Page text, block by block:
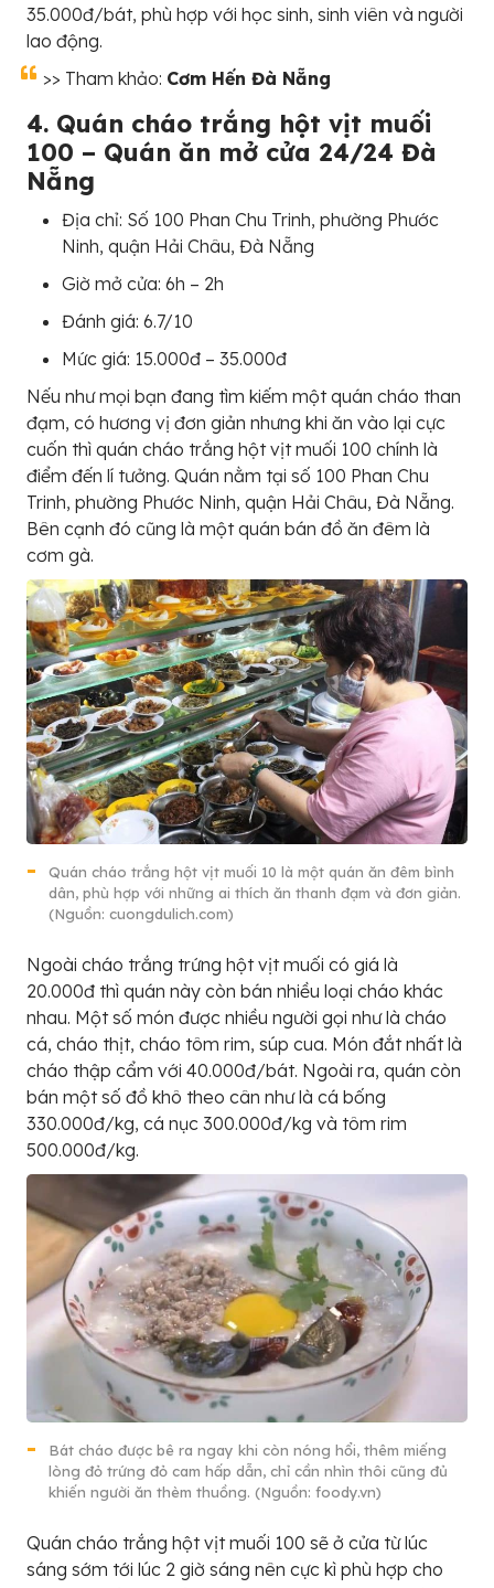
35.000đ/bát, phù hợp với học sinh, sinh viên và người
lao động.
>> Tham khảo: Cơm Hến Đà Nẵng
4. Quán cháo trắng hột vịt muối
100 – Quán ăn mở cửa 24/24 Đà
Nẵng
Địa chỉ: Số 100 Phan Chu Trinh, phường Phước
Ninh, quận Hải Châu, Đà Nẵng
Giờ mở cửa: 6h – 2h
Đánh giá: 6.7/10
Mức giá: 15.000đ – 35.000đ
Nếu như mọi bạn đang tìm kiếm một quán cháo than
đạm, có hương vị đơn giản nhưng khi ăn vào lại cực
cuốn thì quán cháo trắng hột vịt muối 100 chính là
điểm đến lí tưởng. Quán nằm tại số 100 Phan Chu
Trinh, phường Phước Ninh, quận Hải Châu, Đà Nẵng.
Bên cạnh đó cũng là một quán bán đồ ăn đêm là
cơm gà.
Quán cháo trắng hột vịt muối 10 là một quán ăn đêm bình
dân, phù hợp với những ai thích ăn thanh đạm và đơn giản.
(Nguồn: cuongdulich.com)
Ngoài cháo trắng trứng hột vịt muối có giá là
20.000đ thì quán này còn bán nhiều loại cháo khác
nhau. Một số món được nhiều người gọi như là cháo
cá, cháo thịt, cháo tôm rim, súp cua. Món đắt nhất là
cháo thập cẩm với 40.000đ/bát. Ngoài ra, quán còn
bán một số đồ khô theo cân như là cá bống
330.000đ/kg, cá nục 300.000đ/kg và tôm rim
500.000đ/kg.
Bát cháo được bê ra ngay khi còn nóng hổi, thêm miếng
lòng đỏ trứng đỏ cam hấp dẫn, chỉ cần nhìn thôi cũng đủ
khiến người ăn thèm thuồng. (Nguồn: foody.vn)
Quán cháo trắng hột vịt muối 100 sẽ ở cửa từ lúc
sáng sớm tới lúc 2 giờ sáng nên cực kì phù hợp cho